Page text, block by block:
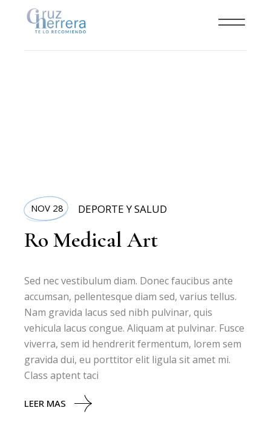
NOV 28 DEPORTE Y SALUD
Ro Medical Art
Sed nec vestibulum diam. Donec faucibus ante
accumsan, pellentesque diam sed, varius tellus.
Nam gravida lacus sed nibh pulvinar, quis
vehicula lacus congue. Aliquam at pulvinar. Fusce
viverra, sem id hendrerit fermentum, lorem sem
gravida dui, eu porttitor elit ligula sit amet mi.
Class aptent taci
LEER MAS